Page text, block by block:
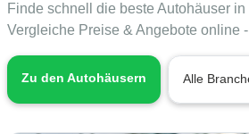
Finde schnell die beste Autohäuser
Vergleiche Preise & Angebote online
Zu den Autohäusern Alle